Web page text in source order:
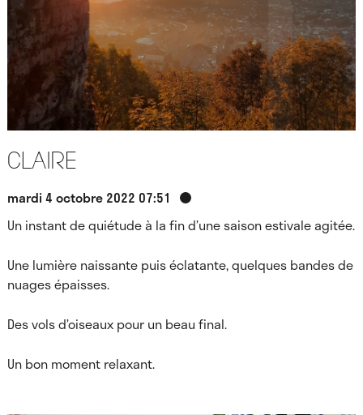
Claire
mardi 4 octobre 2022 07:51
Un instant de quiétude à la fin d’une saison estivale agitée.
Une lumière naissante puis éclatante, quelques bandes de
nuages épaisses.
Des vols d’oiseaux pour un beau final.
Un bon moment relaxant.